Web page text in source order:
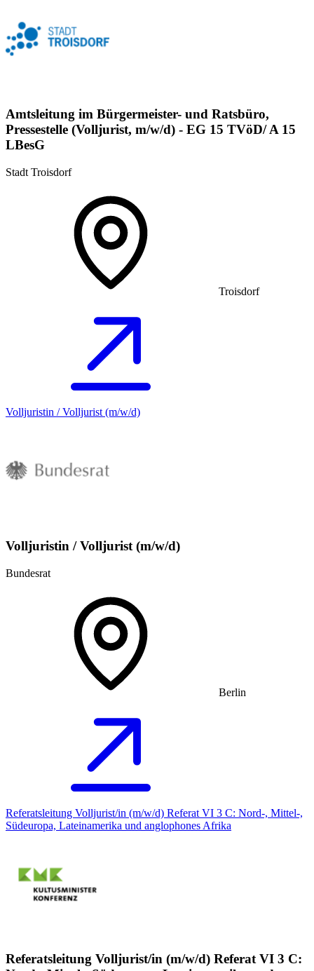
Amtsleitung im Bürgermeister- und Ratsbüro,
Pressestelle (Volljurist, m/w/d) - EG 15 TVöD/ A 15
LBesG
Stadt Troisdorf
Troisdorf
Volljuristin / Volljurist (m/w/d)
Volljuristin / Volljurist (m/w/d)
Bundesrat
Berlin
Referatsleitung Volljurist/in (m/w/d) Referat VI 3 C: Nord-, Mittel-,
Südeuropa, Lateinamerika und anglophones Afrika
Referatsleitung Volljurist/in (m/w/d) Referat VI 3 C: